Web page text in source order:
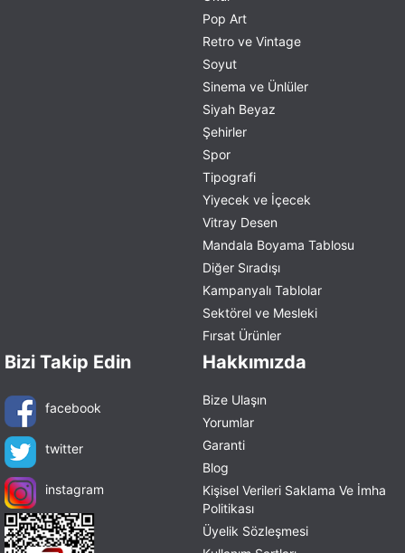
Pop Art
Retro ve Vintage
Soyut
Sinema ve Ünlüler
Siyah Beyaz
Şehirler
Spor
Tipografi
Yiyecek ve İçecek
Vitray Desen
Mandala Boyama Tablosu
Diğer Sıradışı
Kampanyalı Tablolar
Sektörel ve Mesleki
Fırsat Ürünler
Bizi Takip Edin
facebook
twitter
instagram
Hakkımızda
Bize Ulaşın
Yorumlar
Garanti
Blog
Kişisel Verileri Saklama Ve İmha
Politikası
Üyelik Sözleşmesi